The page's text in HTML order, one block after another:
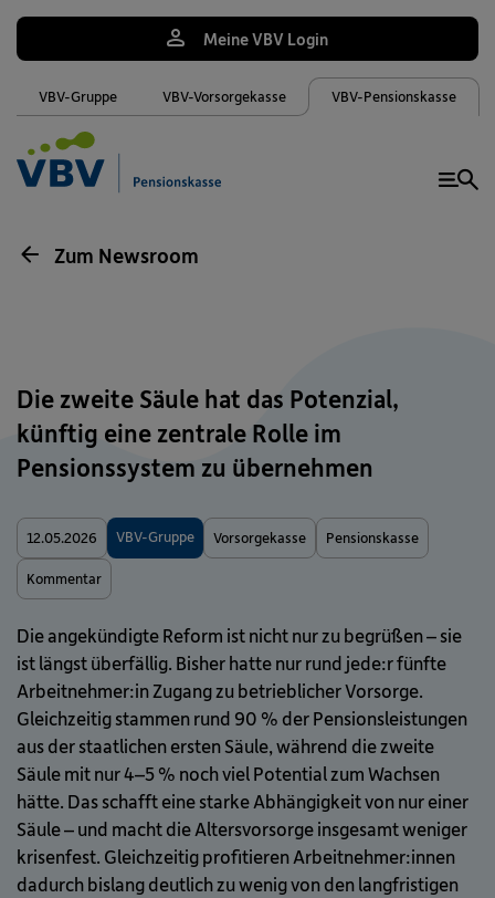
VBV-Gruppe VBV-Vorsorgekasse VBV-Pensionskasse
Meine VBV Login
Zum Newsroom
Die zweite Säule hat das Potenzial,
künftig eine zentrale Rolle im
Pensionssystem zu übernehmen
12.05.2026 VBV-Gruppe Vorsorgekasse Pensionskasse
Kommentar
Die angekündigte Reform ist nicht nur zu begrüßen – sie
ist längst überfällig. Bisher hatte nur rund jede:r fünfte
Arbeitnehmer:in Zugang zu betrieblicher Vorsorge.
Gleichzeitig stammen rund 90 % der Pensionsleistungen
aus der staatlichen ersten Säule, während die zweite
Säule mit nur 4–5 % noch viel Potential zum Wachsen
hätte. Das schafft eine starke Abhängigkeit von nur einer
Säule – und macht die Altersvorsorge insgesamt weniger
krisenfest. Gleichzeitig profitieren Arbeitnehmer:innen
dadurch bislang deutlich zu wenig von den langfristigen